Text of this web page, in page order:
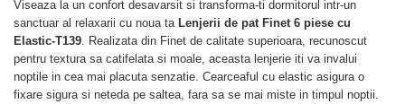
Viseaza la un confort desavarsit si transforma-ti dormitorul intr-un
sanctuar al relaxarii cu noua ta Lenjerii de pat Finet 6 piese cu
Elastic-T139 . Realizata din Finet de calitate superioara, recunoscut
pentru textura sa catifelata si moale, aceasta lenjerie iti va invalui
noptile in cea mai placuta senzatie. Cearceaful cu elastic asigura o
fixare sigura si neteda pe saltea, fara sa se mai miste in timpul noptii.